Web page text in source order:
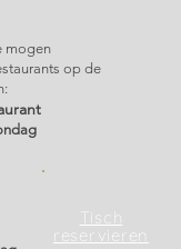
mogen
op de
Tisch
reservieren